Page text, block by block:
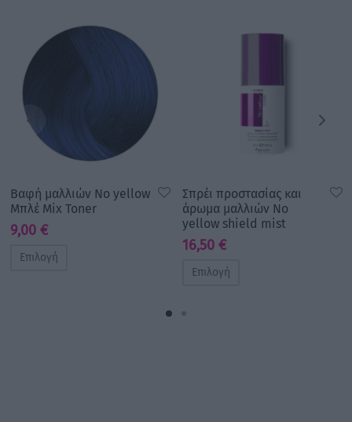
Βαφή μαλλιών No yellow
Μπλέ Mix Toner
9,00 €
Επιλογή
Σπρέι προστασίας και
άρωμα μαλλιών No
yellow shield mist
16,50 €
Επιλογή